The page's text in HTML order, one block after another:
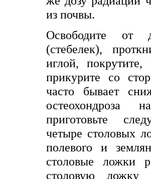
из почвы.
Освободите от
(стебелек),
иглой,
прикурите со
часто бывает
остеохондроза
приготовьте
четыре столовых
полевого и
столовые ложки
столовую ложку